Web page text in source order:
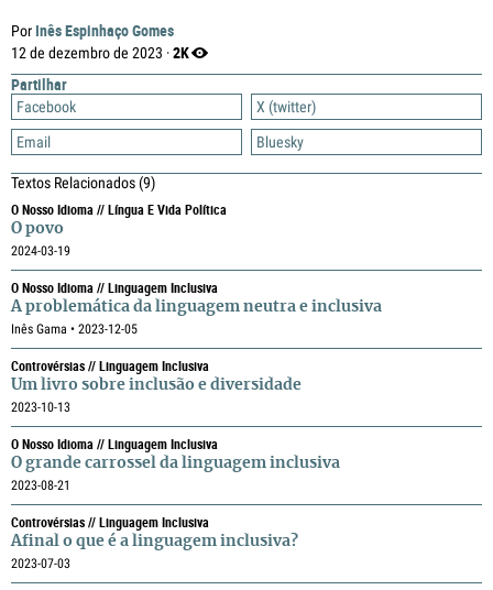
Por Inês Espinhaço Gomes
12 de dezembro de 2023 ·2K
Partilhar
Facebook
X (twitter)
Email
Bluesky
Textos Relacionados(9)
O Nosso Idioma // Língua E Vida Política
O povo
2024-03-19
O Nosso Idioma // Linguagem Inclusiva
A problemática da linguagem neutra e inclusiva
Inês Gama • 2023-12-05
Controvérsias // Linguagem Inclusiva
Um livro sobre inclusão e diversidade
2023-10-13
O Nosso Idioma // Linguagem Inclusiva
O grande carrossel da linguagem inclusiva
2023-08-21
Controvérsias // Linguagem Inclusiva
Afinal o que é a linguagem inclusiva?
2023-07-03